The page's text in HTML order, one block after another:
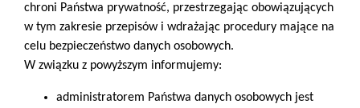
chroni Państwa prywatność, przestrzegając obowiązujących
w tym zakresie przepisów i wdrażając procedury mające na
celu bezpieczeństwo danych osobowych.
W związku z powyższym informujemy:
administratorem Państwa danych osobowych jest